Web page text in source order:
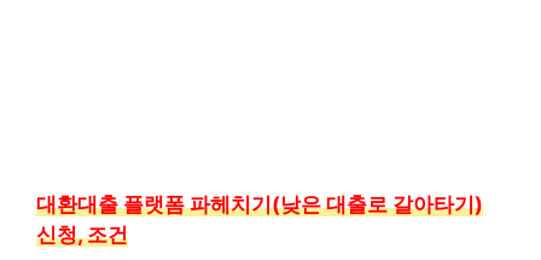
대환대출 플랫폼 파헤치기(낮은 대출로 갈아타기)
신청, 조건